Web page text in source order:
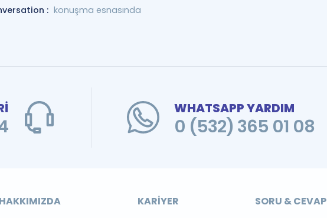
: konuşma esnasında
WHATSAPP YARDIM
0 (532) 365 01 08
HAKKIMIZDA KARIYER SORU & CEVAP